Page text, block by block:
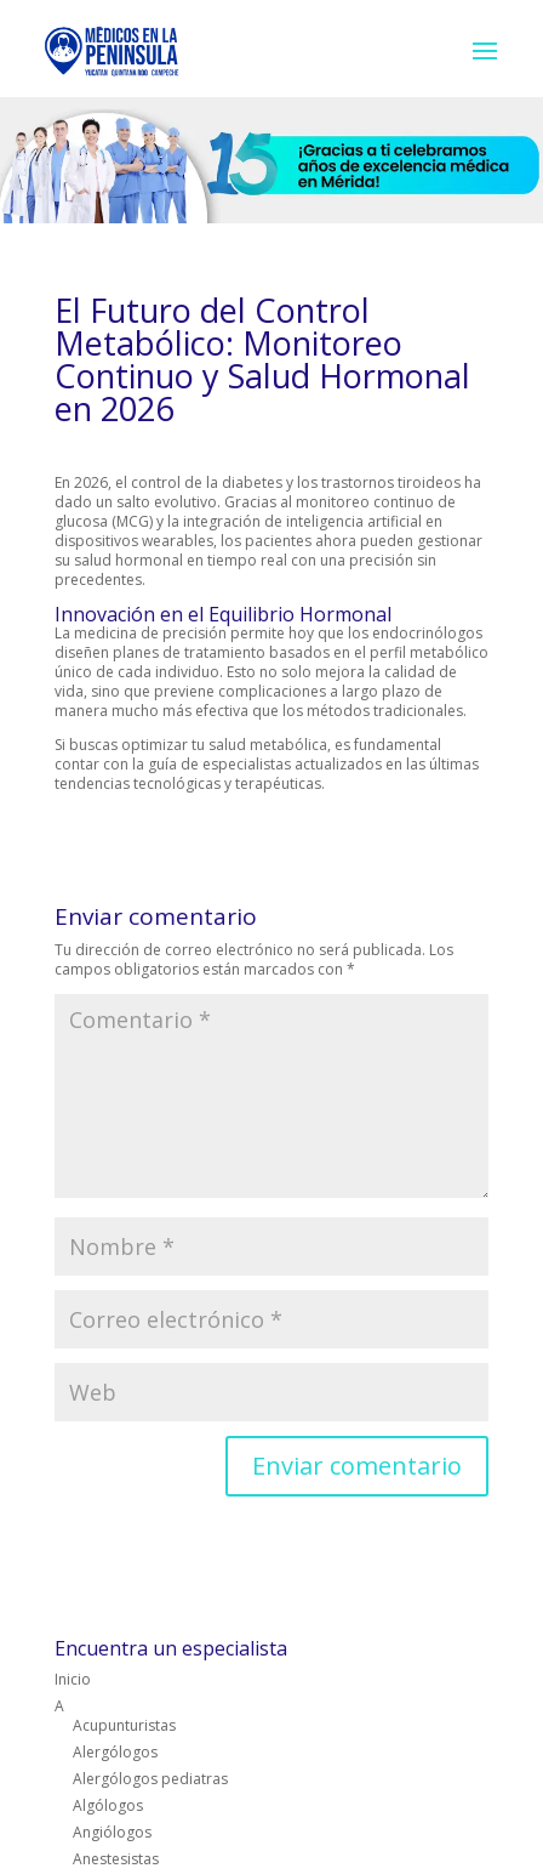
El Futuro del Control
Metabólico: Monitoreo
Continuo y Salud Hormonal
en 2026
En 2026, el control de la diabetes y los trastornos tiroideos ha
dado un salto evolutivo. Gracias al monitoreo continuo de
glucosa (MCG) y la integración de inteligencia artificial en
dispositivos wearables, los pacientes ahora pueden gestionar
su salud hormonal en tiempo real con una precisión sin
precedentes.
Innovación en el Equilibrio Hormonal
La medicina de precisión permite hoy que los endocrinólogos
diseñen planes de tratamiento basados en el perfil metabólico
único de cada individuo. Esto no solo mejora la calidad de
vida, sino que previene complicaciones a largo plazo de
manera mucho más efectiva que los métodos tradicionales.
Si buscas optimizar tu salud metabólica, es fundamental
contar con la guía de especialistas actualizados en las últimas
tendencias tecnológicas y terapéuticas.
Enviar comentario
Tu dirección de correo electrónico no será publicada. Los
campos obligatorios están marcados con *
Encuentra un especialista
Inicio
A
Acupunturistas
Alergólogos
Alergólogos pediatras
Algólogos
Angiólogos
Anestesistas